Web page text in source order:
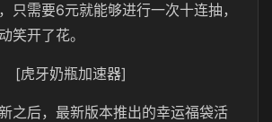
只需要6元就能够进行一次十连抽，
笑开了花。
[虎牙奶瓶加速器]
之后，最新版本推出的幸运福袋活